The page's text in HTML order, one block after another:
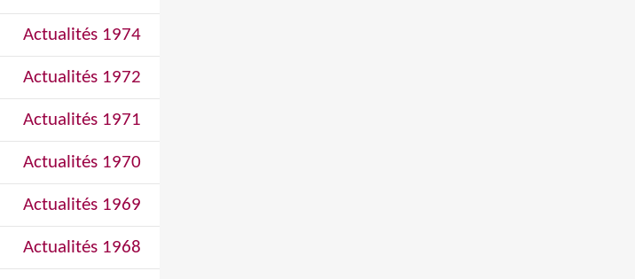
Actualités 1974
Actualités 1972
Actualités 1971
Actualités 1970
Actualités 1969
Actualités 1968